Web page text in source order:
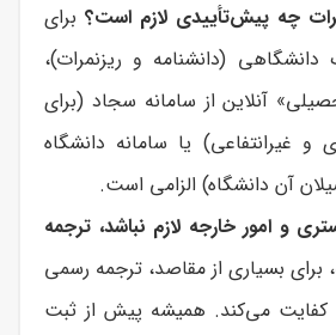
برای
(دانشنامه و ریزنمرات)،
آنلاین از سامانه سجاد (برای
و غیرانتفاعی) یا سامانه دانشگاه
آن دانشگاه) الزامی است.
و امور خارجه لازم نباشد، ترجمه
برای بسیاری از مقاصد، ترجمه رسمی
کفایت می‌کند. همیشه پیش از ثبت